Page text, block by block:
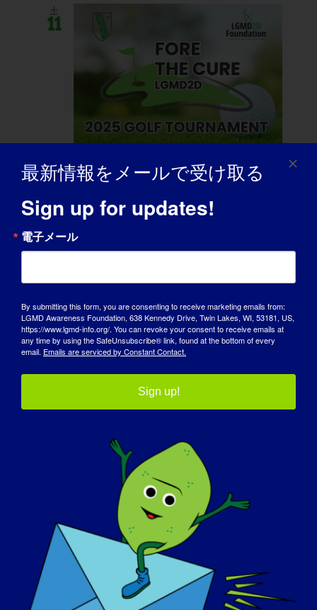
11
October 11, 2025 @ 10:30 am -
9:00 pm
Fore The Cure: 2025
LGMD2D Golf
Stanley Golf Course245 Hartford
Road, New Britain, CT, United States
17
October 17, 2025 @ 12:00 pm-午
最新情報をメールで受け取る
Sign up for updates!
電子メール
By submitting this form, you are consenting to receive marketing emails from:
LGMD Awareness Foundation, 638 Kennedy Drive, Twin Lakes, WI, 53181, US,
https://www.lgmd-info.org/. You can revoke your consent to receive emails at
any time by using the SafeUnsubscribe® link, found at the bottom of every
email. Emails are serviced by Constant Contact.
Sign up!